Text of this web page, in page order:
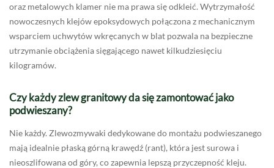
oraz metalowych klamer nie ma prawa się odkleić. Wytrzymałość
nowoczesnych klejów epoksydowych połączona z mechanicznym
wsparciem uchwytów wkręcanych w blat pozwala na bezpieczne
utrzymanie obciążenia sięgającego nawet kilkudziesięciu
kilogramów.
Czy każdy zlew granitowy da się zamontować jako
podwieszany?
Nie każdy. Zlewozmywaki dedykowane do montażu podwieszanego
mają idealnie płaską górną krawędź (rant), która jest surowa i
nieoszlifowana od góry, co zapewnia lepszą przyczepność kleju.